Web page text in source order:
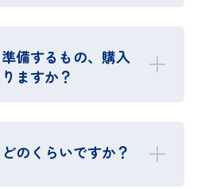
備するもの、購入
ますか？
のくらいですか？